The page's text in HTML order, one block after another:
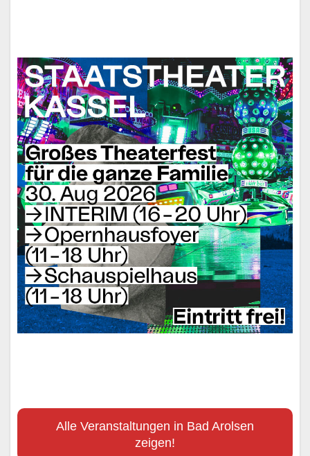
Alle Veranstaltungen in Bad Arolsen
zeigen!